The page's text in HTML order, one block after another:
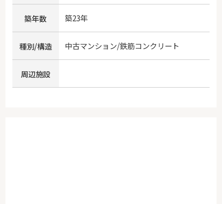
築年数 築23年
種別/構造 中古マンション/鉄筋コンクリート
周辺施設